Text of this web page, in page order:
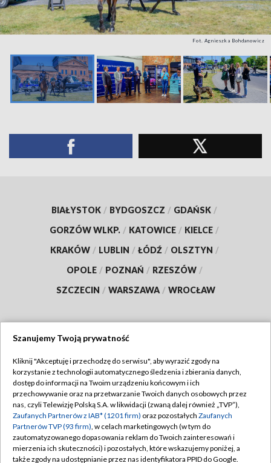
Fot. Agnieszka Bohdanowicz
BIAŁYSTOK / BYDGOSZCZ / GDAŃSK /
GORZÓW WLKP. / KATOWICE / KIELCE /
KRAKÓW / LUBLIN / ŁÓDŹ / OLSZTYN /
OPOLE / POZNAŃ / RZESZÓW /
SZCZECIN / WARSZAWA / WROCŁAW
TVP
Abonament TVP
Emisja w TVP
Centrum informacji TVP
Naziemna Telewizja Cyfrowa
Regulamin TVP
Polityka prywatności
Moje zgody
Pomoc
Szanujemy Twoją prywatność
Kliknij "Akceptuję i przechodzę do serwisu", aby wyrazić zgody na
korzystanie z technologii automatycznego śledzenia i zbierania danych,
dostęp do informacji na Twoim urządzeniu końcowym i ich
przechowywanie oraz na przetwarzanie Twoich danych osobowych przez
nas, czyli Telewizję Polską S.A. w likwidacji (zwaną dalej również „TVP”),
Zaufanych Partnerów z IAB* (1201 firm) oraz pozostałych Zaufanych
Partnerów TVP (93 firm), w celach marketingowych (w tym do
zautomatyzowanego dopasowania reklam do Twoich zainteresowań i
mierzenia ich skuteczności) i pozostałych, które wskazujemy poniżej, a
także zgody na udostępnianie przez nas identyfikatora PPID do Google.